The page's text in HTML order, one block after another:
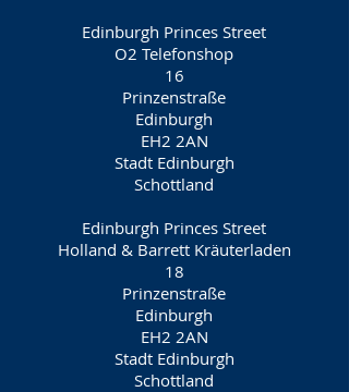
Edinburgh Princes Street
O2 Telefonshop
16
Prinzenstraße
Edinburgh
EH2 2AN
Stadt Edinburgh
Schottland
Edinburgh Princes Street
Holland & Barrett Kräuterladen
18
Prinzenstraße
Edinburgh
EH2 2AN
Stadt Edinburgh
Schottland